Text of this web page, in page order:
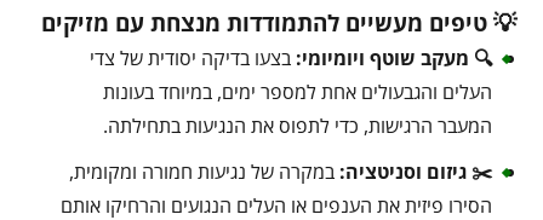
💡 טיפים מעשיים להתמודדות מנצחת עם מזיקים
🔍 מעקב שוטף ויומיומי: בצעו בדיקה יסודית של צדי
העלים והגבעולים אחת למספר ימים, במיוחד בעונות
המעבר הרגישות, כדי לתפוס את הנגיעות בתחילתה.
✂️ גיזום וסניטציה: במקרה של נגיעות חמורה ומקומית,
הסירו פיזית את הענפים או העלים הנגועים והרחיקו אותם